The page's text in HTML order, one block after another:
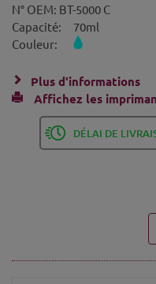
N° OEM: BT-5000 C
Capacité:
70ml
Couleur:
Plus d'informations
Affichez les
DÉLAI DE